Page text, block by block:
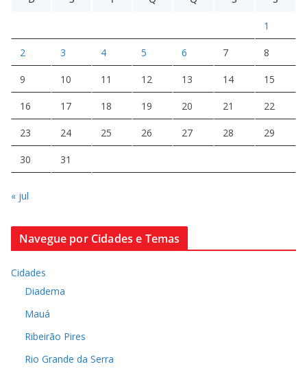
1
2 3 4 5 6 7 8
9 10 11 12 13 14 15
16 17 18 19 20 21 22
23 24 25 26 27 28 29
30 31
« jul
Navegue por Cidades e Temas
Cidades
Diadema
Mauá
Ribeirão Pires
Rio Grande da Serra